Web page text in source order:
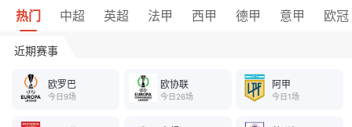
热门 中超 英超 法甲 西甲 德甲 意甲 欧冠
近期赛事
欧罗巴
今日9场
欧协联
今日26场
阿甲
今日1场